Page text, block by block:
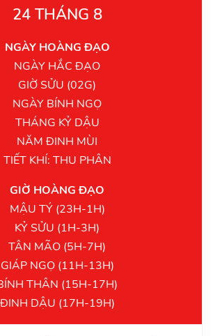
24 THÁNG 8
NGÀY HOÀNG ĐẠO
NGÀY HẮC ĐẠO
GIỜ SỬU (02G)
NGÀY BÍNH NGỌ
THÁNG KỶ DẬU
NĂM ĐINH MÙI
TIẾT KHÍ: THU PHÂN
GIỜ HOÀNG ĐẠO
MẬU TÝ (23H-1H)
KỶ SỬU (1H-3H)
TÂN MÃO (5H-7H)
GIÁP NGỌ (11H-13H)
THÂN (15H-17H)
ĐINH DẬU (17H-19H)